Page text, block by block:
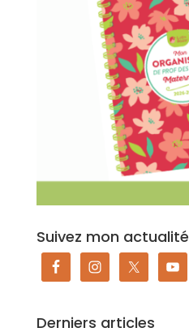
Suivez mon actualité
Derniers articles